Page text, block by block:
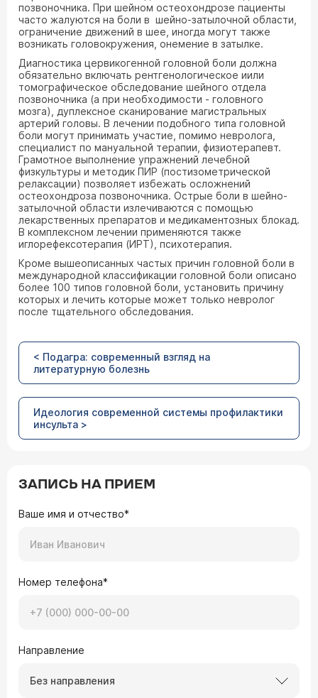
позвоночника. При шейном остеохондрозе пациенты
часто жалуются на боли в шейно-затылочной области,
ограничение движений в шее, иногда могут также
возникать головокружения, онемение в затылке.
Диагностика цервикогенной головной боли должна
обязательно включать рентгенологическое иили
томографическое обследование шейного отдела
позвоночника (а при необходимости - головного
мозга), дуплексное сканирование магистральных
артерий головы. В лечении подобного типа головной
боли могут принимать участие, помимо невролога,
специалист по мануальной терапии, физиотерапевт.
Грамотное выполнение упражнений лечебной
физкультуры и методик ПИР (постизометрической
релаксации) позволяет избежать осложнений
остеохондроза позвоночника. Острые боли в шейно-
затылочной области излечиваются с помощью
лекарственных препаратов и медикаментозных блокад.
В комплексном лечении применяются также
иглорефексотерапия (ИРТ), психотерапия.
Кроме вышеописанных частых причин головной боли в
международной классификации головной боли описано
более 100 типов головной боли, установить причину
которых и лечить которые может только невролог
после тщательного обследования.
< Подагра: современный взгляд на
литературную болезнь
Идеология современной системы профилактики
инсульта >
ЗАПИСЬ НА ПРИЕМ
Ваше имя и отчество*
Номер телефона*
Направление
Без направления